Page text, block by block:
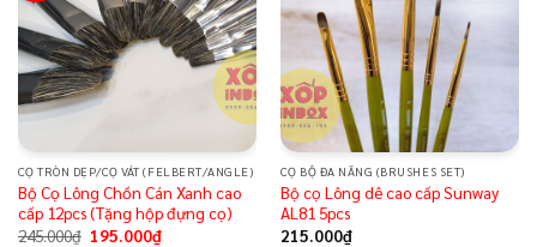
CỌ TRÒN DẸP/CỌ VÁT (FELBERT/ANGLE)
Bộ Cọ Lông Chồn Cán Xanh cao
cấp 12pcs (Tặng hộp đựng cọ)
245.000₫ 195.000₫
CỌ BỘ ĐA NĂNG (BRUSHES SET)
Bộ cọ Lông dê cao cấp Sunway
AL81 5pcs
215.000₫